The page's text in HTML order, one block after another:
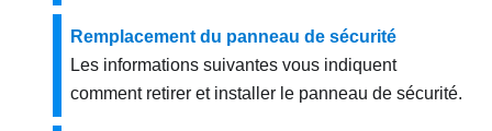
Remplacement du panneau de sécurité
Les informations suivantes vous indiquent
comment retirer et installer le panneau de sécurité.